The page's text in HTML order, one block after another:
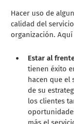
Hacer uso de
calidad del
organización.
Estar al
tienen éxito
hacen que el
de su
los clientes